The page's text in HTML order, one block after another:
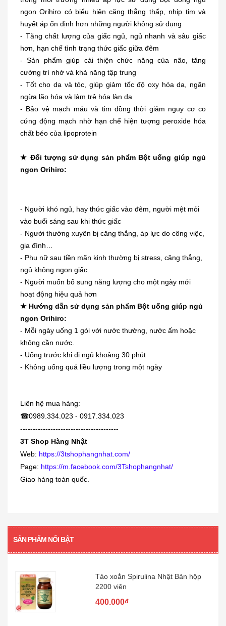
ngon Orihiro có biểu hiện căng thẳng thấp, nhịp tim và
huyết áp ổn định hơn những người không sử dụng
- Tăng chất lượng của giấc ngủ, ngủ nhanh và sâu giấc
hơn, hạn chế tình trạng thức giấc giữa đêm
- Sản phẩm giúp cải thiện chức năng của não, tăng
cường trí nhớ và khả năng tập trung
- Tốt cho da và tóc, giúp giảm tốc độ oxy hóa da, ngăn
ngừa lão hóa và làm trẻ hóa làn da
- Bảo vệ mạch máu và tim đồng thời giảm nguy cơ co
cứng động mạch nhờ hạn chế hiện tượng peroxide hóa
chất béo của lipoprotein
★ Đối tượng sử dụng sản phẩm Bột uống giúp ngủ
ngon Orihiro:
- Người khó ngủ, hay thức giấc vào đêm, người mệt mỏi
vào buổi sáng sau khi thức giấc
- Người thường xuyên bị căng thẳng, áp lực do công việc,
gia đình…
- Phụ nữ sau tiền mãn kinh thường bị stress, căng thẳng,
ngủ không ngon giấc.
- Người muốn bổ sung năng lượng cho một ngày mới
hoạt động hiệu quả hơn
★ Hướng dẫn sử dụng sản phẩm Bột uống giúp ngủ
ngon Orihiro:
- Mỗi ngày uống 1 gói với nước thường, nước ấm hoặc
không cần nước.
- Uống trước khi đi ngủ khoảng 30 phút
- Không uống quá liều lượng trong một ngày
Liên hệ mua hàng:
☎0989.334.023 - 0917.334.023
---------------------------------------
3T Shop Hàng Nhật
Web: https://3tshophangnhat.com/
Page: https://m.facebook.com/3Tshophangnhat/
Giao hàng toàn quốc.
SẢN PHẨM NỔI BẬT
EX...
chai...
230.000₫
[KIDs] Quần nỉ lót lông cừu Uniqlo
360...
Tảo xoắn Spirulina Nhật Bản hộp
2200 viên
400.000₫